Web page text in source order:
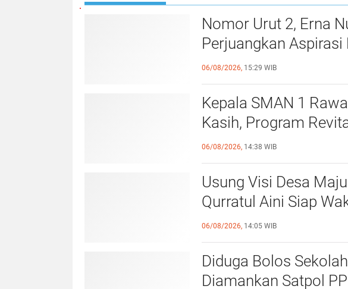
Nomor Urut 2, Erna
Perjuangkan Aspirasi
Tegalsawah
06/08/2026, 15:29 WIB
Kepala SMAN 1
Kasih, Program
Hadirkan 4 Ruang
06/08/2026, 14:38 WIB
Usung Visi Desa
Qurratul Aini Siap
Perempuan di BPD
06/08/2026, 14:05 WIB
Diduga Bolos
Diamankan Satpol